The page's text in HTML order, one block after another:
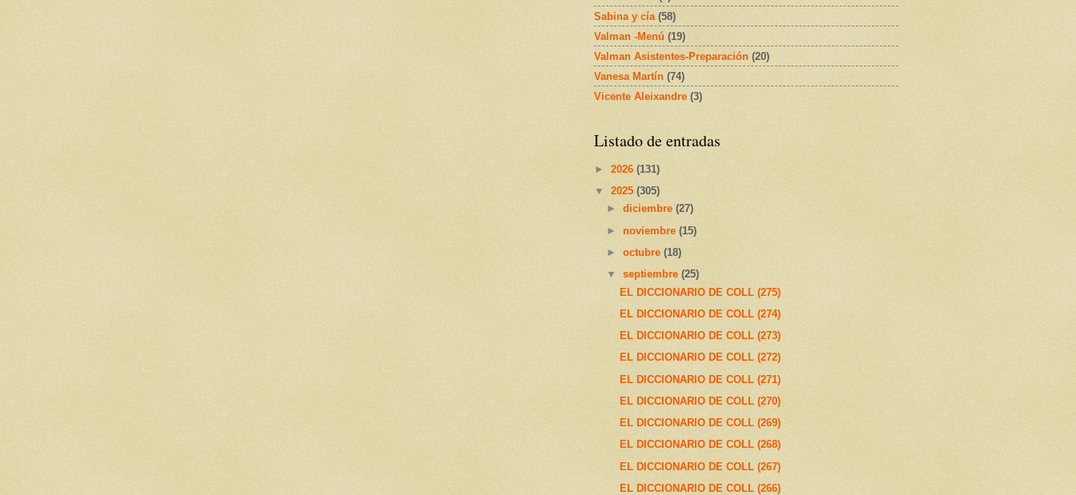
Sabina y cía (58)
Valman -Menú (19)
Valman Asistentes-Preparación (20)
Vanesa Martín (74)
Vicente Aleixandre (3)
Listado de entradas
► 2026 (131)
▼ 2025 (305)
►diciembre(27)
► noviembre(15)
►octubre(18)
▼septiembre(25)
EL DICCIONARIO DE COLL (275)
EL DICCIONARIO DE COLL (274)
EL DICCIONARIO DE COLL (273)
EL DICCIONARIO DE COLL (272)
EL DICCIONARIO DE COLL (271)
EL DICCIONARIO DE COLL (270)
EL DICCIONARIO DE COLL (269)
EL DICCIONARIO DE COLL (268)
EL DICCIONARIO DE COLL (267)
EL DICCIONARIO DE COLL (266)